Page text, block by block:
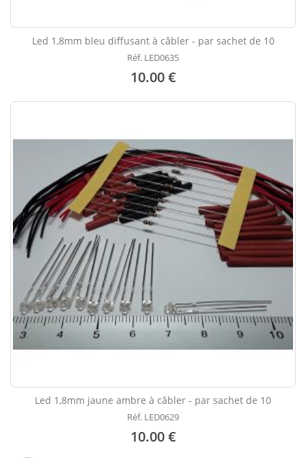
Led 1,8mm bleu diffusant à câbler - par sachet de 10
Réf. LED0635
10.00 €
Led 1,8mm jaune ambre à câbler - par sachet de 10
Réf. LED0629
10.00 €